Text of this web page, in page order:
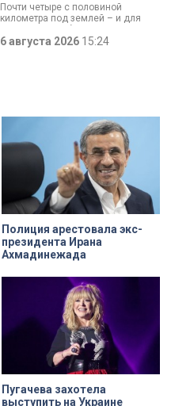
Почти четыре с половиной
километра под землей – и для
«Надежды» забрезжил свет:
проходческий щит вышел на
поверхность. О ходе работ у
6 августа 2026 15:24
Полиция арестовала экс-
президента Ирана
Ахмадинежада
Пугачева захотела
выступить на Украине